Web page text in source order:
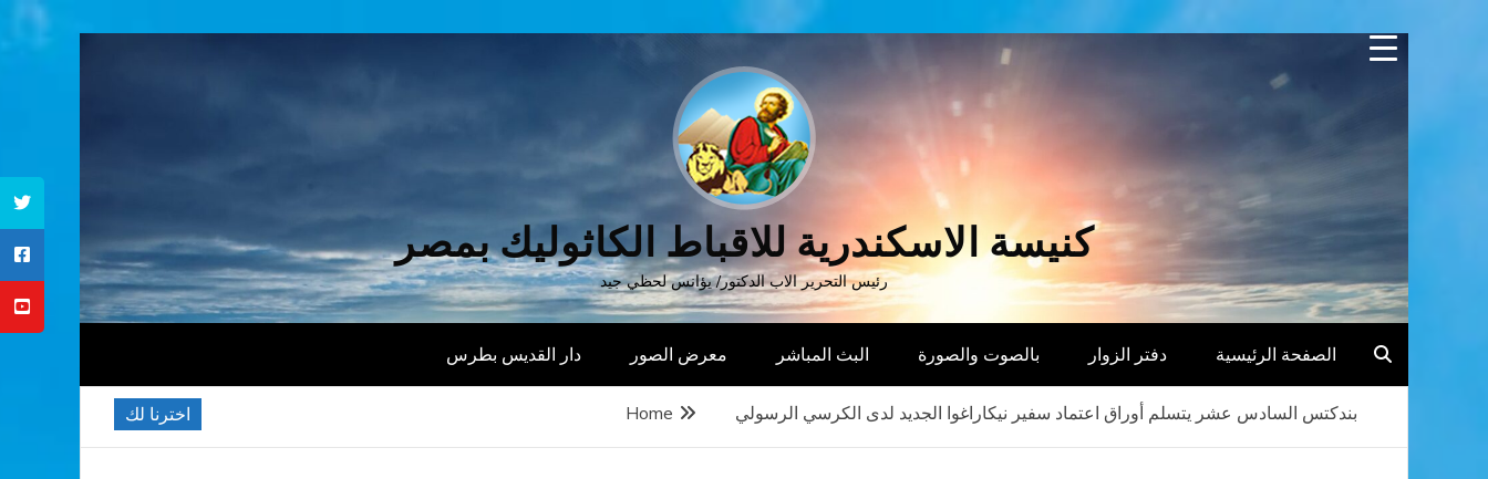
Skip
كنيسة الاسكندرية للاقباط الكاثوليك بمصر
رئيس التحرير الاب الدكتور/ يؤانس لحظي جيد
الصفحة الرئيسية دفتر الزوار بالصوت والصورة البث المباشر معرض الصور دار القديس بطرس
اخترنا لك Home بندكتس السادس عشر يتسلم أوراق اعتماد سفير نيكاراغوا الجديد لدى الكرسي الرسولي